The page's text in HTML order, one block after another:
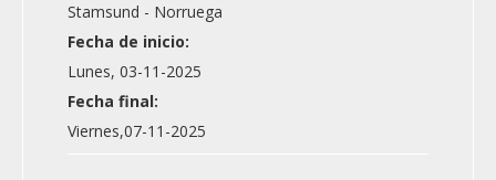
Stamsund - Norruega
Fecha de inicio:
Lunes, 03-11-2025
Fecha final:
Viernes,07-11-2025